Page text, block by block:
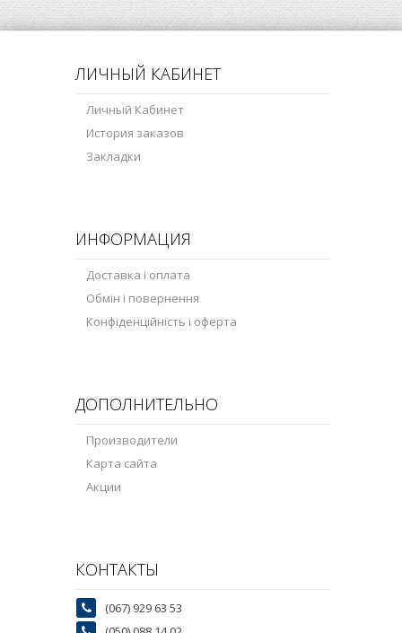
ЛИЧНЫЙ КАБИНЕТ
Личный Кабинет
История заказов
Закладки
ИНФОРМАЦИЯ
Доставка і оплата
Обмін і повернення
Конфіденційність і оферта
ДОПОЛНИТЕЛЬНО
Производители
Карта сайта
Акции
КОНТАКТЫ
(067) 929 63 53